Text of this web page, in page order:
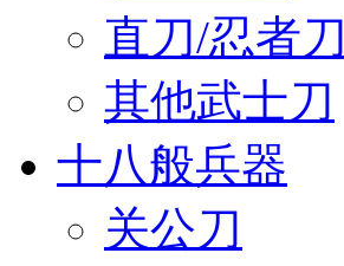
直刀/忍者刀
其他武士刀
十八般兵器
关公刀